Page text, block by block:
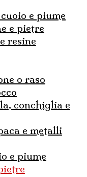
e piume
e pietre
resine
o raso
e piume